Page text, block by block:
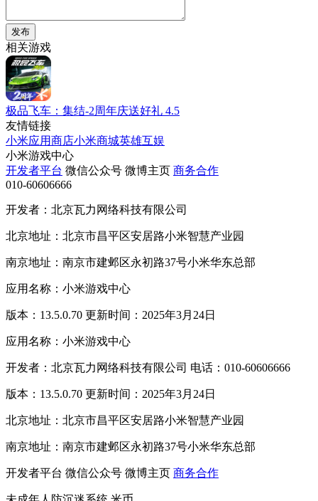
发布
相关游戏
极品飞车：集结-2周年庆送好礼 4.5
友情链接
小米应用商店小米商城英雄互娱
小米游戏中心
开发者平台 微信公众号 微博主页 商务合作
010-60606666
开发者：北京瓦力网络科技有限公司
北京地址：北京市昌平区安居路小米智慧产业园
南京地址：南京市建邺区永初路37号小米华东总部
应用名称：小米游戏中心
版本：13.5.0.70 更新时间：2025年3月24日
应用名称：小米游戏中心
开发者：北京瓦力网络科技有限公司 电话：010-60606666
版本：13.5.0.70 更新时间：2025年3月24日
北京地址：北京市昌平区安居路小米智慧产业园
南京地址：南京市建邺区永初路37号小米华东总部
开发者平台 微信公众号 微博主页 商务合作